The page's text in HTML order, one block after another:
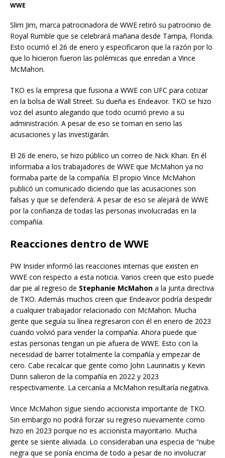
WWE
Slim Jim, marca patrocinadora de WWE retiró su patrocinio de
Royal Rumble que se celebrará mañana desde Tampa, Florida.
Esto ocurrió el 26 de enero y especificaron que la razón por lo
que lo hicieron fueron las polémicas que enredan a Vince
McMahon.
TKO es la empresa que fusiona a WWE con UFC para cotizar
en la bolsa de Wall Street. Su dueña es Endeavor. TKO se hizo
voz del asunto alegando que todo ocurrió previo a su
administración. A pesar de eso se toman en serio las
acusaciones y las investigarán.
El 26 de enero, se hizo público un correo de Nick Khan. En él
informaba a los trabajadores de WWE que McMahon ya no
formaba parte de la compañía. El propio Vince McMahon
publicó un comunicado diciendo que las acusaciones son
falsas y que se defenderá. A pesar de eso se alejará de WWE
por la confianza de todas las personas involucradas en la
compañía.
Reacciones dentro de WWE
PW Insider informó las reacciones internas que existen en
WWE con respecto a esta noticia. Varios creen que esto puede
dar pie al regreso de Stephanie McMahon a la junta directiva
de TKO. Además muchos creen que Endeavor podría despedir
a cualquier trabajador relacionado con McMahon. Mucha
gente que seguía su línea regresaron con él en enero de 2023
cuando volvió para vender la compañía. Ahora puede que
estas personas tengan un pie afuera de WWE. Esto con la
necesidad de barrer totalmente la compañía y empezar de
cero. Cabe recalcar que gente como John Laurinaitis y Kevin
Dunn salieron de la compañía en 2022 y 2023
respectivamente. La cercanía a McMahon resultaría negativa.
Vince McMahon sigue siendo accionista importante de TKO.
Sin embargo no podrá forzar su regreso nuevamente como
hizo en 2023 porque no es accionista mayoritario. Mucha
gente se siente aliviada. Lo consideraban una especia de “nube
negra que se ponía encima de todo a pesar de no involucrar